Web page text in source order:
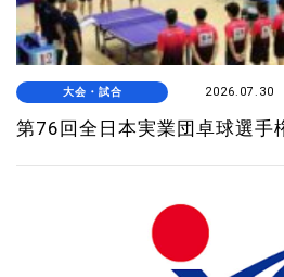
大会・試合 2026.07.30
第76回全日本実業団卓球選手